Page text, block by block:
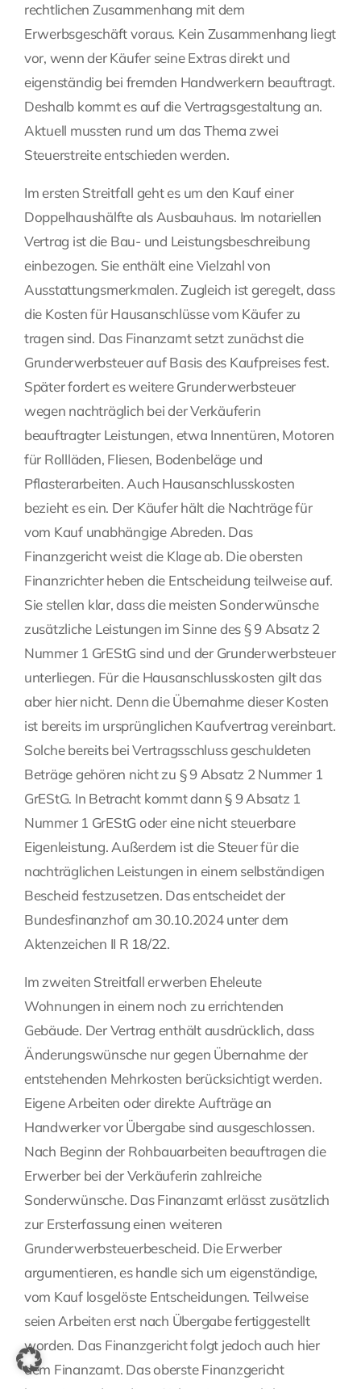
rechtlichen Zusammenhang mit dem
Erwerbsgeschäft voraus. Kein Zusammenhang liegt
vor, wenn der Käufer seine Extras direkt und
eigenständig bei fremden Handwerkern beauftragt.
Deshalb kommt es auf die Vertragsgestaltung an.
Aktuell mussten rund um das Thema zwei
Steuerstreite entschieden werden.
Im ersten Streitfall geht es um den Kauf einer
Doppelhaushälfte als Ausbauhaus. Im notariellen
Vertrag ist die Bau- und Leistungsbeschreibung
einbezogen. Sie enthält eine Vielzahl von
Ausstattungsmerkmalen. Zugleich ist geregelt, dass
die Kosten für Hausanschlüsse vom Käufer zu
tragen sind. Das Finanzamt setzt zunächst die
Grunderwerbsteuer auf Basis des Kaufpreises fest.
Später fordert es weitere Grunderwerbsteuer
wegen nachträglich bei der Verkäuferin
beauftragter Leistungen, etwa Innentüren, Motoren
für Rollläden, Fliesen, Bodenbeläge und
Pflasterarbeiten. Auch Hausanschlusskosten
bezieht es ein. Der Käufer hält die Nachträge für
vom Kauf unabhängige Abreden. Das
Finanzgericht weist die Klage ab. Die obersten
Finanzrichter heben die Entscheidung teilweise auf.
Sie stellen klar, dass die meisten Sonderwünsche
zusätzliche Leistungen im Sinne des § 9 Absatz 2
Nummer 1 GrEStG sind und der Grunderwerbsteuer
unterliegen. Für die Hausanschlusskosten gilt das
aber hier nicht. Denn die Übernahme dieser Kosten
ist bereits im ursprünglichen Kaufvertrag vereinbart.
Solche bereits bei Vertragsschluss geschuldeten
Beträge gehören nicht zu § 9 Absatz 2 Nummer 1
GrEStG. In Betracht kommt dann § 9 Absatz 1
Nummer 1 GrEStG oder eine nicht steuerbare
Eigenleistung. Außerdem ist die Steuer für die
nachträglichen Leistungen in einem selbständigen
Bescheid festzusetzen. Das entscheidet der
Bundesfinanzhof am 30.10.2024 unter dem
Aktenzeichen II R 18/22.
Im zweiten Streitfall erwerben Eheleute
Wohnungen in einem noch zu errichtenden
Gebäude. Der Vertrag enthält ausdrücklich, dass
Änderungswünsche nur gegen Übernahme der
entstehenden Mehrkosten berücksichtigt werden.
Eigene Arbeiten oder direkte Aufträge an
Handwerker vor Übergabe sind ausgeschlossen.
Nach Beginn der Rohbauarbeiten beauftragen die
Erwerber bei der Verkäuferin zahlreiche
Sonderwünsche. Das Finanzamt erlässt zusätzlich
zur Ersterfassung einen weiteren
Grunderwerbsteuerbescheid. Die Erwerber
argumentieren, es handle sich um eigenständige,
vom Kauf losgelöste Entscheidungen. Teilweise
seien Arbeiten erst nach Übergabe fertiggestellt
worden. Das Finanzgericht folgt jedoch auch hier
dem Finanzamt. Das oberste Finanzgericht